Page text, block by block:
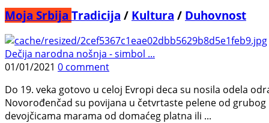
Moja Srbija Tradicija / Kultura / Duhovnost
Dečija narodna nošnja - simbol ...
01/01/2021 0 comment
Do 19. veka gotovo u celoj Evropi deca su nosila odela
Novorođenčad su povijana u četvrtaste pelene od
devojčicama marama od domaćeg platna ili ...